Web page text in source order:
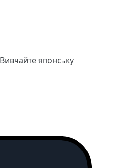
Вивчайте японську